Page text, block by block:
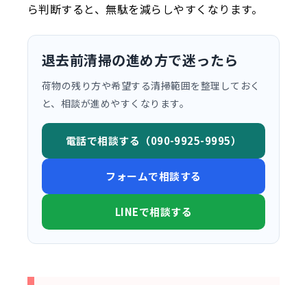
ら判断すると、無駄を減らしやすくなります。
退去前清掃の進め方で迷ったら
荷物の残り方や希望する清掃範囲を整理しておく
と、相談が進めやすくなります。
電話で相談する（090-9925-9995）
フォームで相談する
LINEで相談する